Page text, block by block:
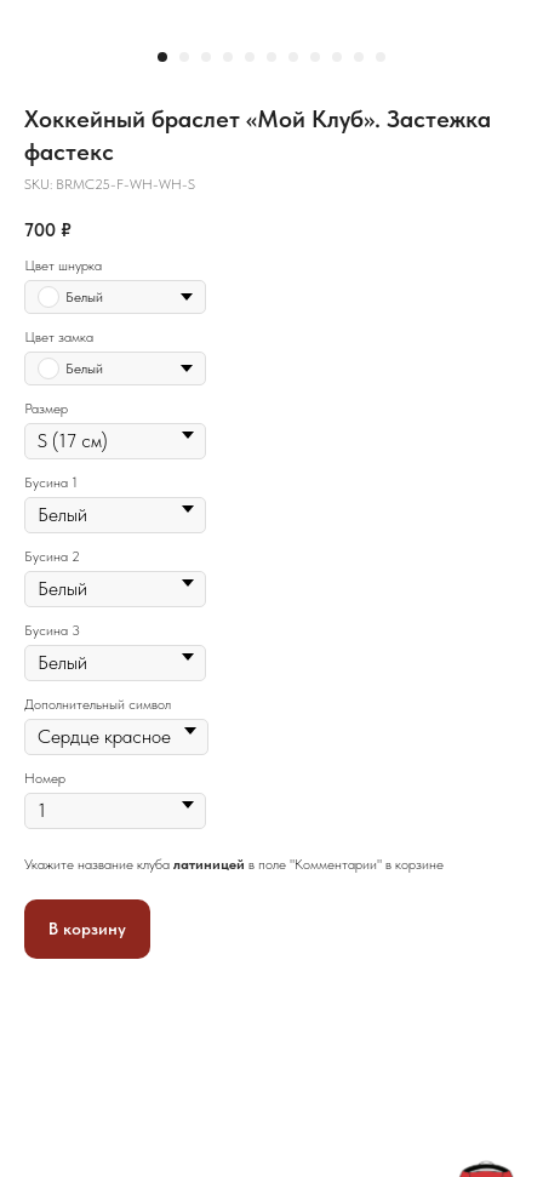
Хоккейный браслет «Мой Клуб». Застежка
фастекс
SKU: BRMC25-F-WH-WH-S
700 ₽
Цвет шнурка
Белый
Цвет замка
Белый
Размер
Бусина 1
Бусина 2
Бусина 3
Дополнительный символ
Номер
Укажите название клуба латиницей в поле "Комментарии" в корзине
В корзину